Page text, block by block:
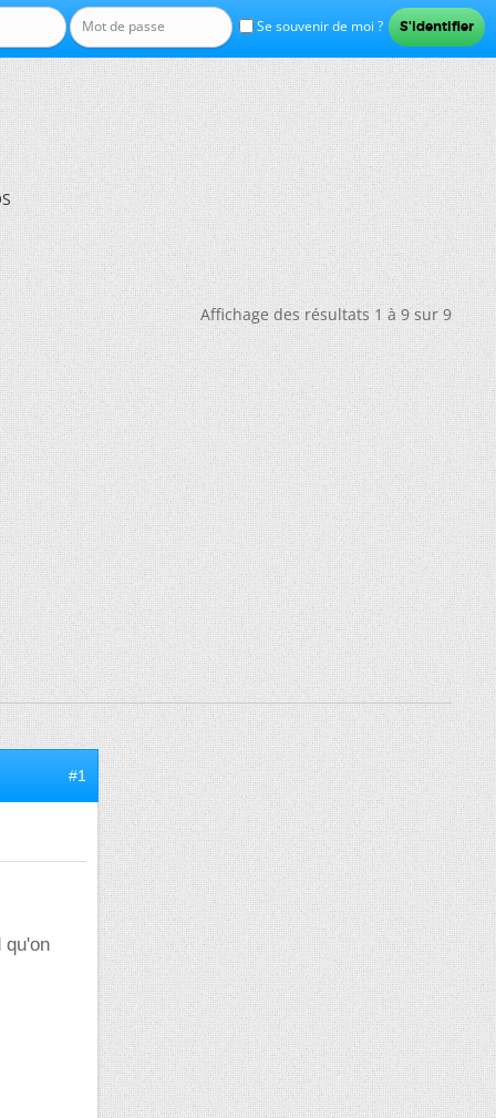
Se souvenir de moi ?
Affichage des résultats 1 à 9 sur 9
#1
qu'on